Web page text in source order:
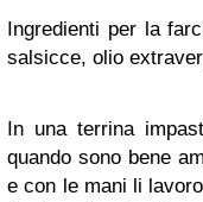
Ingredienti per la
salsicce, olio
In una terrina
quando sono bene
e con le mani li